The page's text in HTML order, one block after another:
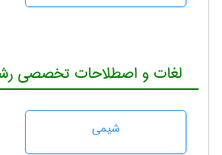
لغات و اصطلاحات تخصصی
شيمی